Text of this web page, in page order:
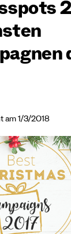
am 1/3/2018